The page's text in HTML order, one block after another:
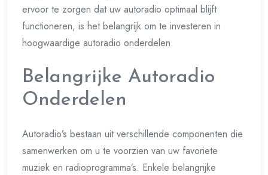
ervoor te zorgen dat uw autoradio optimaal blijft
functioneren, is het belangrijk om te investeren in
hoogwaardige autoradio onderdelen.
Belangrijke Autoradio
Onderdelen
Autoradio’s bestaan uit verschillende componenten die
samenwerken om u te voorzien van uw favoriete
muziek en radioprogramma’s. Enkele belangrijke